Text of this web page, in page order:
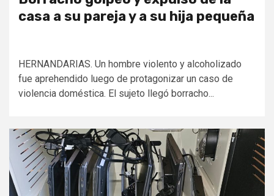
casa a su pareja y a su hija pequeña
HERNANDARIAS. Un hombre violento y alcoholizado
fue aprehendido luego de protagonizar un caso de
violencia doméstica. El sujeto llegó borracho...